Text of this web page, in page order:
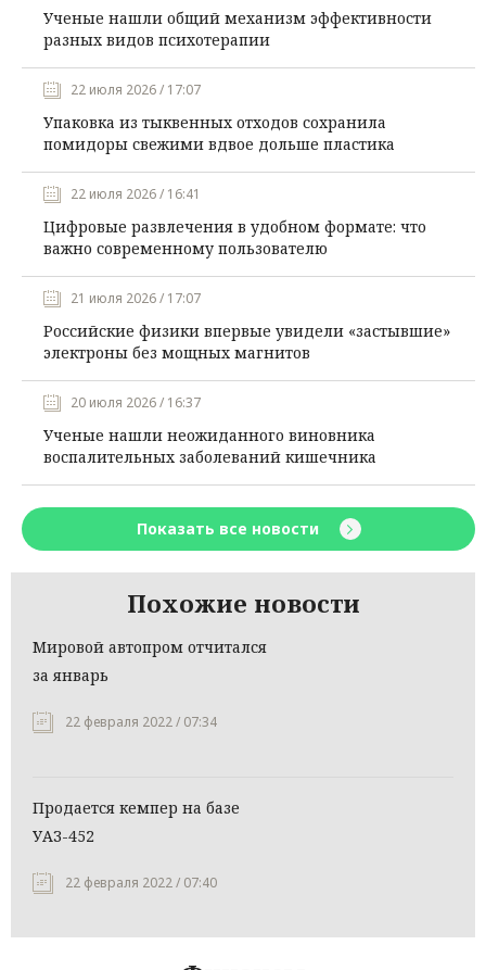
Ученые нашли общий механизм эффективности
разных видов психотерапии
22 июля 2026 / 17:07
Упаковка из тыквенных отходов сохранила
помидоры свежими вдвое дольше пластика
22 июля 2026 / 16:41
Цифровые развлечения в удобном формате: что
важно современному пользователю
21 июля 2026 / 17:07
Российские физики впервые увидели «застывшие»
электроны без мощных магнитов
20 июля 2026 / 16:37
Ученые нашли неожиданного виновника
воспалительных заболеваний кишечника
Показать все новости
Похожие новости
Мировой автопром отчитался
за январь
22 февраля 2022 / 07:34
Продается кемпер на базе
УАЗ-452
22 февраля 2022 / 07:40